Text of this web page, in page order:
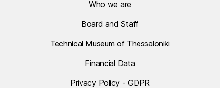
Who we are
Board and Staff
Technical Museum of Thessaloniki
Financial Data
Privacy Policy - GDPR